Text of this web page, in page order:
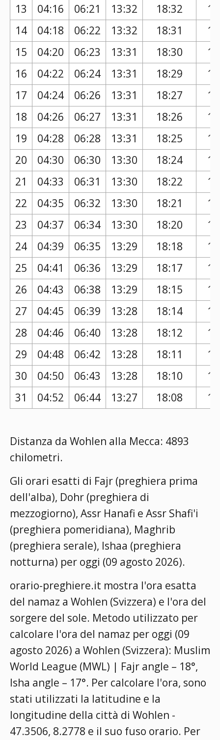
13 04:16 06:21 13:32 18:32
14
04:18 06:22 13:32 18:31
15
04:20 06:23 13:31 18:30
16
04:22 06:24 13:31 18:29
17
04:24 06:26 13:31 18:27
18
04:26 06:27 13:31 18:26
19
04:28 06:28 13:31 18:25
20
04:30 06:30 13:30 18:24
21
04:33 06:31 13:30 18:22
22
04:35 06:32 13:30 18:21
23
04:37 06:34 13:30 18:20
24
04:39 06:35 13:29 18:18
25
04:41 06:36 13:29 18:17
26
04:43 06:38 13:29 18:15
27
04:45 06:39 13:28 18:14
28
04:46 06:40 13:28 18:12
29
04:48 06:42 13:28 18:11
30
04:50 06:43 13:28 18:10
31
04:52 06:44 13:27 18:08
Distanza da Wohlen alla Mecca: 4893
chilometri.
Gli orari esatti di Fajr (preghiera prima
dell'alba), Dohr (preghiera di
mezzogiorno), Assr Hanafi e Assr Shafi'i
(preghiera pomeridiana), Maghrib
(preghiera serale), Ishaa (preghiera
notturna) per oggi (09 agosto 2026).
orario-preghiere.it mostra l'ora esatta
del namaz a Wohlen (Svizzera) e l'ora del
sorgere del sole. Metodo utilizzato per
calcolare l'ora del namaz per oggi (09
agosto 2026) a Wohlen (Svizzera): Muslim
World League (MWL) | Fajr angle – 18°,
Isha angle – 17°. Per calcolare l'ora, sono
stati utilizzati la latitudine e la
longitudine della città di Wohlen -
47.3506, 8.2778 e il suo fuso orario. Per